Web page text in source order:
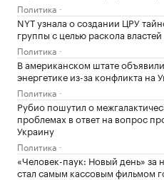
Политика
NYT узнала о создании ЦРУ
группы с целью раскола
Политика
В американском штате
энергетике из-за конфликта на
Политика
Рубио пошутил о
проблемах в ответ на вопрос
Украину
Политика
«Человек-паук: Новый день» за
стал самым кассовым фильмом